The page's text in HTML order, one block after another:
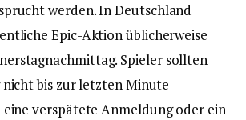
werden. In Deutschland
Epic-Aktion üblicherweise
Spieler sollten
bis zur letzten Minute
eine verspätete Anmeldung oder ein